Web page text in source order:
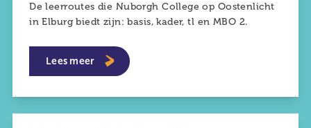
De leerroutes die Nuborgh College op Oostenlicht
in Elburg biedt zijn: basis, kader, tl en MBO 2.
Lees meer